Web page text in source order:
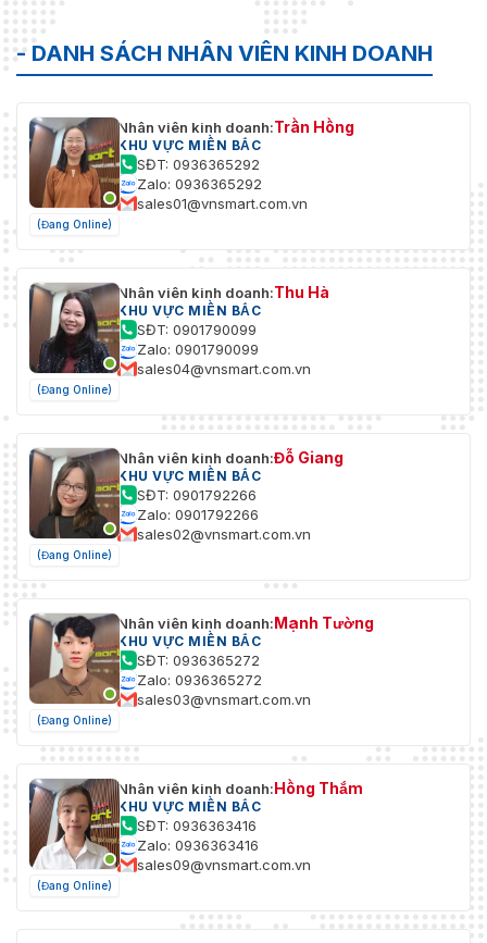
- DANH SÁCH NHÂN VIÊN KINH DOANH
(Đang Online)
Nhân viên kinh doanh:Trần Hồng
KHU VỰC MIỀN BẮC
SĐT: 0936365292
Zalo: 0936365292
sales01@vnsmart.com.vn
(Đang Online)
Nhân viên kinh doanh:Thu Hà
KHU VỰC MIỀN BẮC
SĐT: 0901790099
Zalo: 0901790099
sales04@vnsmart.com.vn
(Đang Online)
Nhân viên kinh doanh:Đỗ Giang
KHU VỰC MIỀN BẮC
SĐT: 0901792266
Zalo: 0901792266
sales02@vnsmart.com.vn
(Đang Online)
Nhân viên kinh doanh:Mạnh Tường
KHU VỰC MIỀN BẮC
SĐT: 0936365272
Zalo: 0936365272
sales03@vnsmart.com.vn
(Đang Online)
Nhân viên kinh doanh:Hồng Thắm
KHU VỰC MIỀN BẮC
SĐT: 0936363416
Zalo: 0936363416
sales09@vnsmart.com.vn